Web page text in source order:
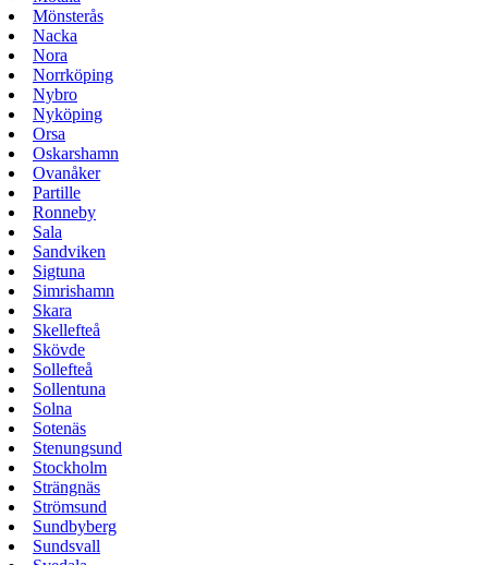
Mönsterås
Nacka
Nora
Norrköping
Nybro
Nyköping
Orsa
Oskarshamn
Ovanåker
Partille
Ronneby
Sala
Sandviken
Sigtuna
Simrishamn
Skara
Skellefteå
Skövde
Sollefteå
Sollentuna
Solna
Sotenäs
Stenungsund
Stockholm
Strängnäs
Strömsund
Sundbyberg
Sundsvall